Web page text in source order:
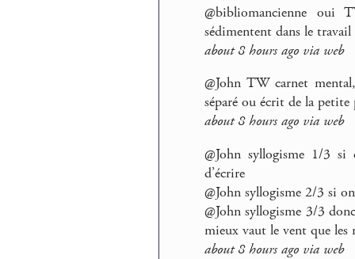
@bibliomancienne oui
sédimentent dans le
about 8 hours ago via web
@John TW carnet
séparé ou écrit de la
about 8 hours ago via web
@John syllogisme 1/3
d’écrire
@John syllogisme 2/3 si
@John syllogisme 3/3
mieux vaut le vent que les
about 8 hours ago via web